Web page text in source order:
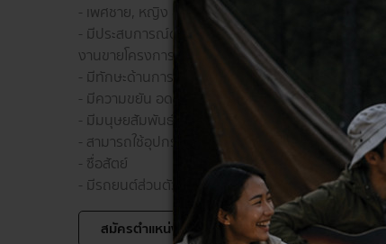
- เพศชาย, หญิง อายุ 27 – 40 ปี วุฒิ ปวช.-ปริญญาตรี
- มีประสบการณ์ด้านการขาย 2-3 ปีขึ้นไป หากเคยขาย
งานขายโครงการจะได้รับการพิจารณาเป็นพิเศษ
- มีทักษะด้านการขาย ,การนำเสนอข้อมูลการขาย
- มีความขยัน อดทนต่อแรงกดดัน และรับผิดชอบหน้าที่ต
- มีมนุษยสัมพันธ์ และอัธยาศัยดี เข้ากับเพื่อนร่วมงานไ
- สามารถใช้อุปกรณ์สำนักงาน และโปรแกรมต่างๆ ที่ต้อง
- ซื่อสัตย์
- มีรถยนต์ส่วนตัว และมีใบขับขี่รถยนต์
สมัครตำแหน่งนี้